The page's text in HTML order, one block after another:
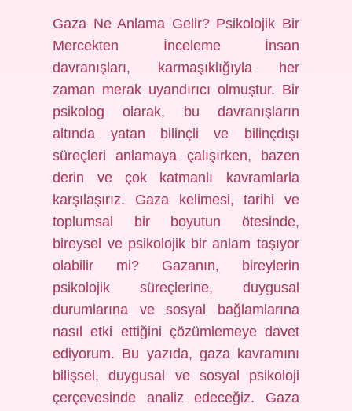
Gaza Ne Anlama Gelir? Psikolojik Bir
Mercekten İnceleme İnsan
davranışları, karmaşıklığıyla her
zaman merak uyandırıcı olmuştur. Bir
psikolog olarak, bu davranışların
altında yatan bilinçli ve bilinçdışı
süreçleri anlamaya çalışırken, bazen
derin ve çok katmanlı kavramlarla
karşılaşırız. Gaza kelimesi, tarihi ve
toplumsal bir boyutun ötesinde,
bireysel ve psikolojik bir anlam taşıyor
olabilir mi? Gazanın, bireylerin
psikolojik süreçlerine, duygusal
durumlarına ve sosyal bağlamlarına
nasıl etki ettiğini çözümlemeye davet
ediyorum. Bu yazıda, gaza kavramını
bilişsel, duygusal ve sosyal psikoloji
çerçevesinde analiz edeceğiz. Gaza